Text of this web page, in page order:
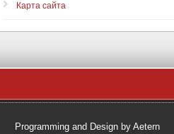
Карта сайта
Programming and Design by Aetern